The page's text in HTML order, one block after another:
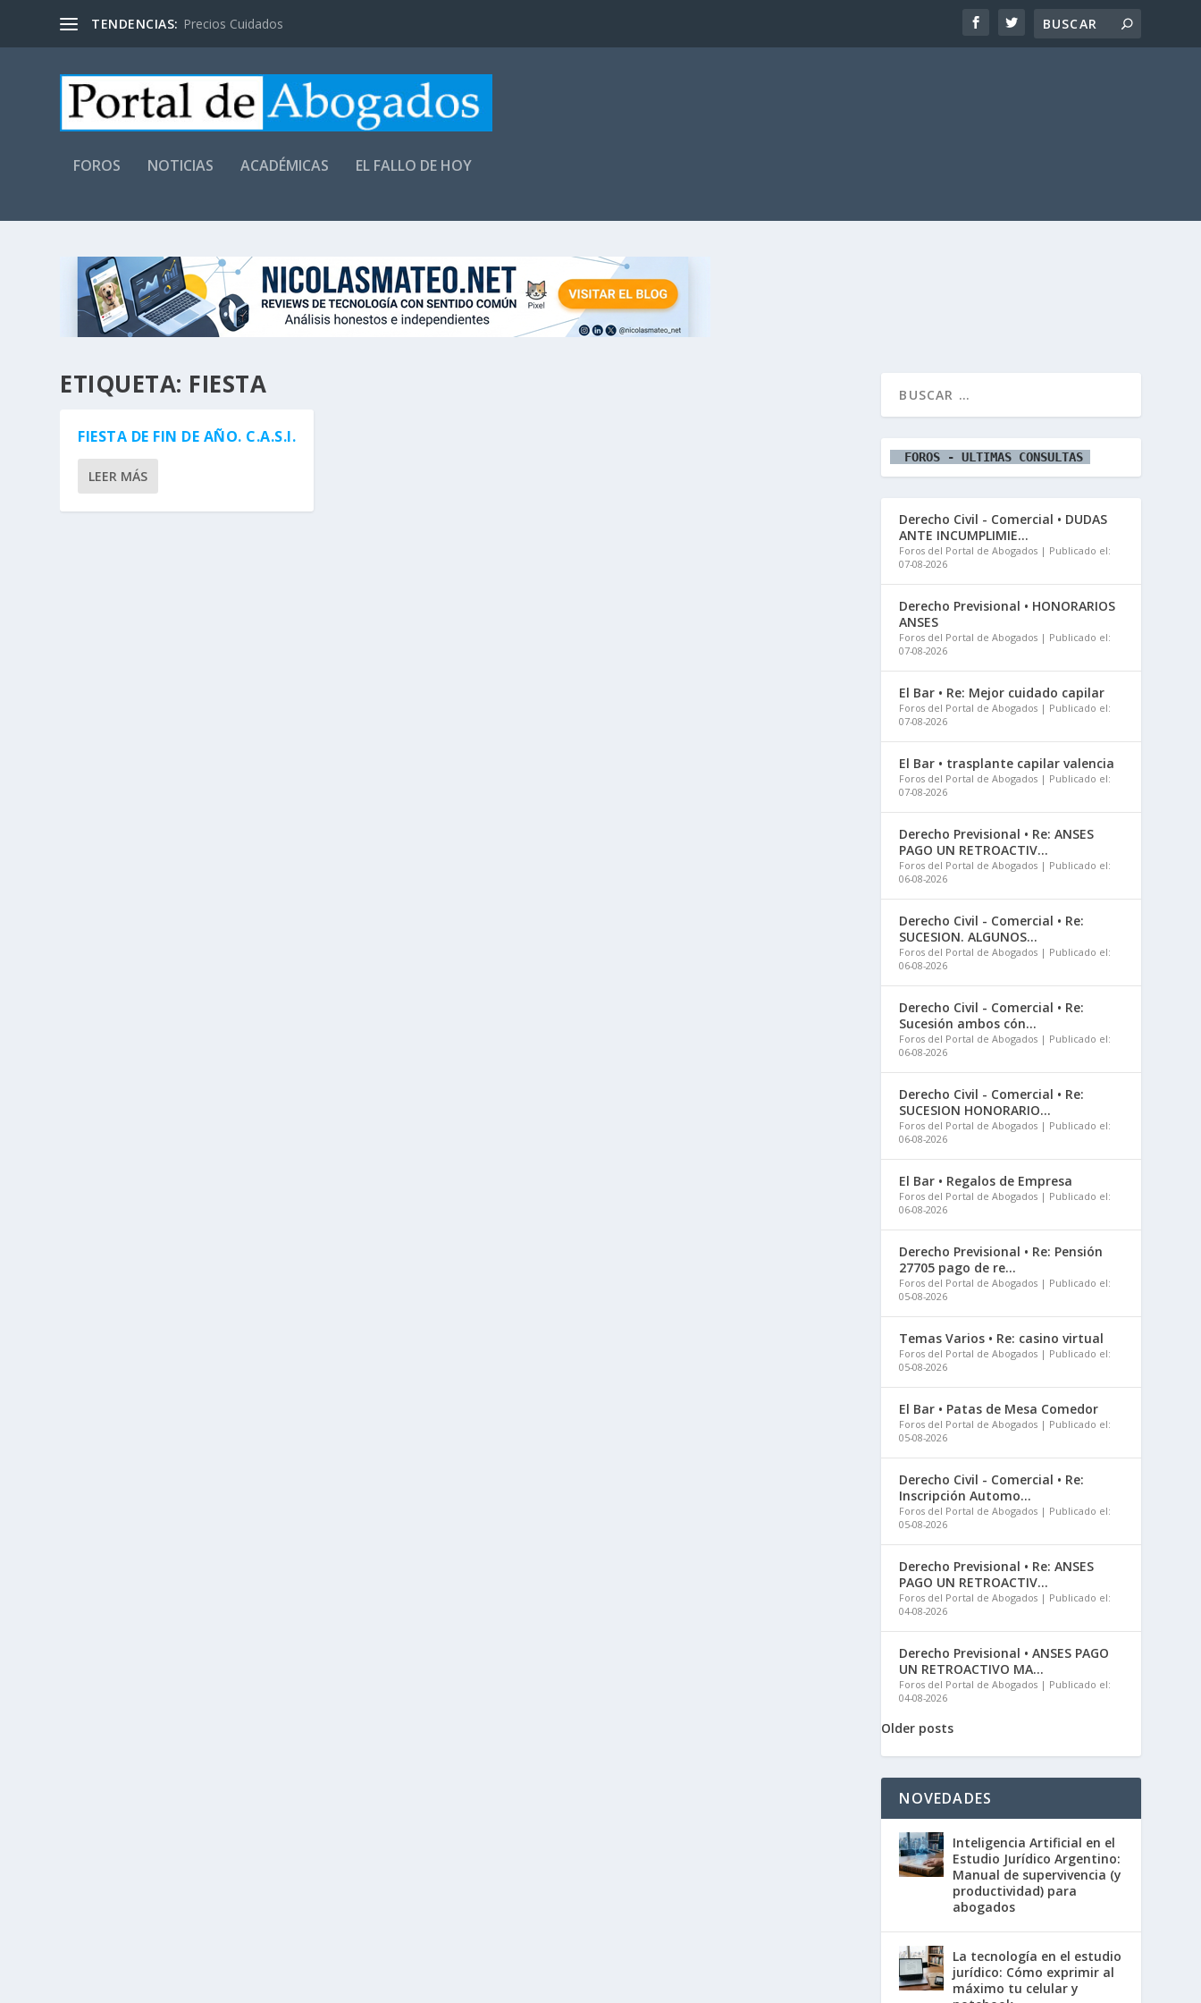
TENDENCIAS: Precios Cuidados
FOROS NOTICIAS ACADÉMICAS EL FALLO DE HOY
ETIQUETA: FIESTA
FIESTA DE FIN DE AÑO. C.A.S.I.
LEER MÁS
  FOROS - ULTIMAS CONSULTAS
Derecho Civil - Comercial • DUDAS
ANTE INCUMPLIMIE...
Foros del Portal de Abogados
Publicado el:
07-08-2026
Derecho Previsional • HONORARIOS
ANSES
Foros del Portal de Abogados
Publicado el:
07-08-2026
El Bar • Re: Mejor cuidado capilar
Foros del Portal de Abogados
Publicado el:
07-08-2026
El Bar • trasplante capilar valencia
Foros del Portal de Abogados
Publicado el:
07-08-2026
Derecho Previsional • Re: ANSES
PAGO UN RETROACTIV...
Foros del Portal de Abogados
Publicado el:
06-08-2026
Derecho Civil - Comercial • Re:
SUCESION. ALGUNOS...
Foros del Portal de Abogados
Publicado el:
06-08-2026
Derecho Civil - Comercial • Re:
Sucesión ambos cón...
Foros del Portal de Abogados
Publicado el:
06-08-2026
Derecho Civil - Comercial • Re:
SUCESION HONORARIO...
Foros del Portal de Abogados
Publicado el:
06-08-2026
El Bar • Regalos de Empresa
Foros del Portal de Abogados
Publicado el:
06-08-2026
Derecho Previsional • Re: Pensión
27705 pago de re...
Foros del Portal de Abogados
Publicado el:
05-08-2026
Temas Varios • Re: casino virtual
Foros del Portal de Abogados
Publicado el:
05-08-2026
El Bar • Patas de Mesa Comedor
Foros del Portal de Abogados
Publicado el:
05-08-2026
Derecho Civil - Comercial • Re:
Inscripción Automo...
Foros del Portal de Abogados
Publicado el:
05-08-2026
Derecho Previsional • Re: ANSES
PAGO UN RETROACTIV...
Foros del Portal de Abogados
Publicado el:
04-08-2026
Derecho Previsional • ANSES PAGO
UN RETROACTIVO MA...
Foros del Portal de Abogados
Publicado el:
04-08-2026
Older posts
NOVEDADES
Inteligencia Artificial en el
Estudio Jurídico Argentino:
Manual de supervivencia (y
productividad) para
abogados
La tecnología en el estudio
jurídico: Cómo exprimir al
máximo tu celular y